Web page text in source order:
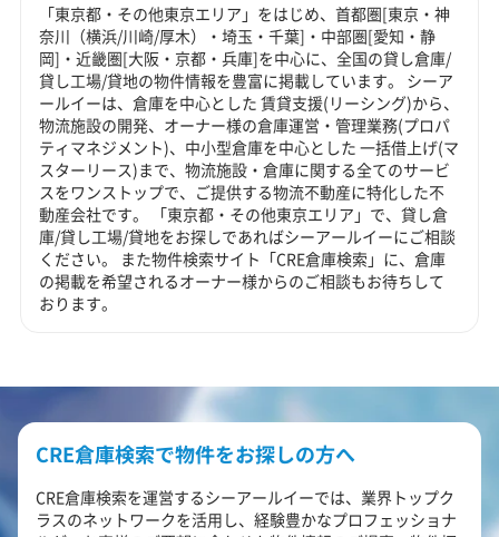
「東京都・その他東京エリア」をはじめ、首都圏[東京・神
奈川（横浜/川崎/厚木）・埼玉・千葉]・中部圏[愛知・静
岡]・近畿圏[大阪・京都・兵庫]を中心に、全国の貸し倉庫/
貸し工場/貸地の物件情報を豊富に掲載しています。 シーア
ールイーは、倉庫を中心とした 賃貸支援(リーシング)から、
物流施設の開発、オーナー様の倉庫運営・管理業務(プロパ
ティマネジメント)、中小型倉庫を中心とした 一括借上げ(マ
スターリース)まで、物流施設・倉庫に関する全てのサービ
スをワンストップで、ご提供する物流不動産に特化した不
動産会社です。 「東京都・その他東京エリア」で、貸し倉
庫/貸し工場/貸地をお探しであればシーアールイーにご相談
ください。 また物件検索サイト「CRE倉庫検索」に、倉庫
の掲載を希望されるオーナー様からのご相談もお待ちして
おります。
CRE倉庫検索で物件をお探しの方へ
CRE倉庫検索を運営するシーアールイーでは、業界トップク
ラスのネットワークを活用し、経験豊かなプロフェッショナ